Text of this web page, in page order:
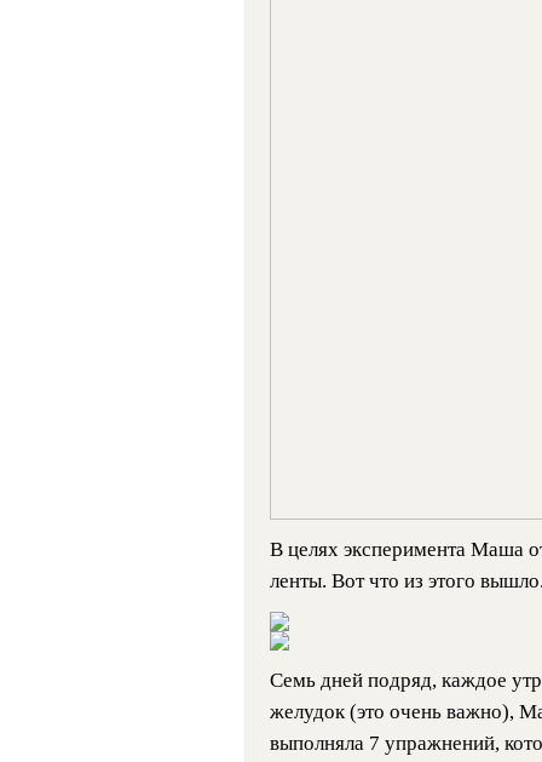
В целях эксперимента Маша
ленты. Вот что из этого
Семь дней подряд, каждое
желудок (это очень важно),
выполняла 7 упражнений,